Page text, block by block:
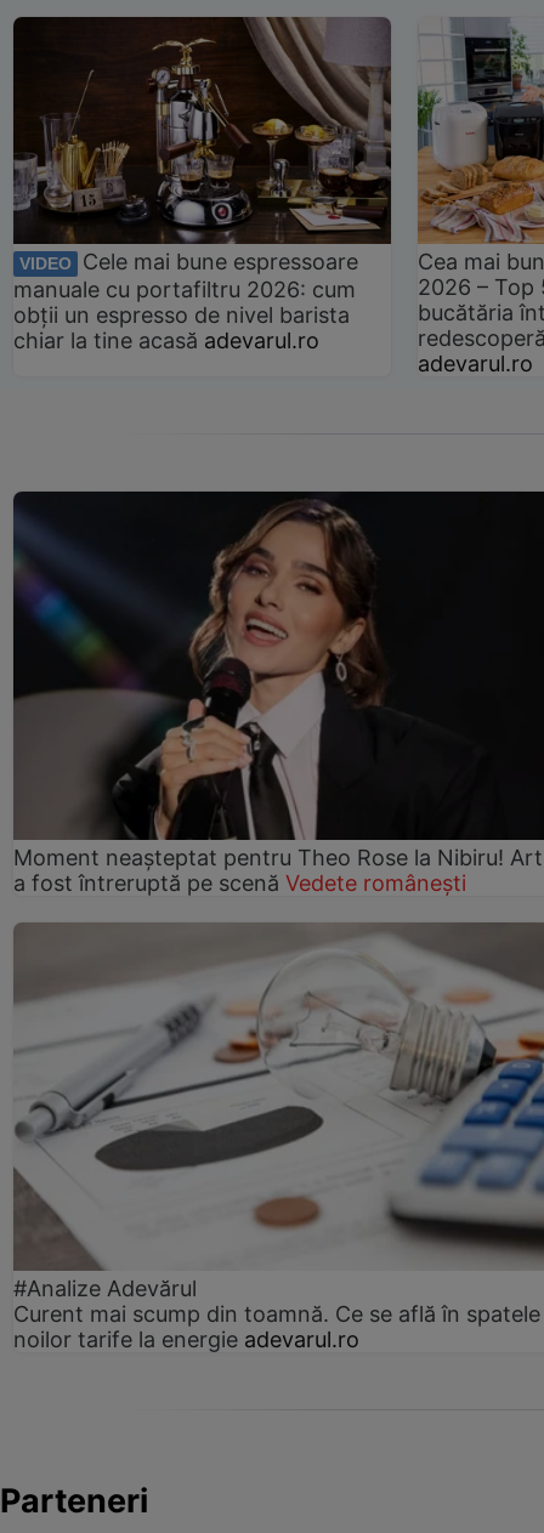
VIDEO
Cele mai bune espressoare
manuale cu portafiltru 2026: cum
obții un espresso de nivel barista
chiar la tine acasă adevarul.ro
Cea mai
2026 –
bucătăria
adevarul.ro
Moment neașteptat pentru Theo Rose la Nibiru!
a fost întreruptă pe scenă Vedete românești
#Analize Adevărul
Curent mai scump din toamnă. Ce se află în spatele
noilor tarife la energie adevarul.ro
Parteneri